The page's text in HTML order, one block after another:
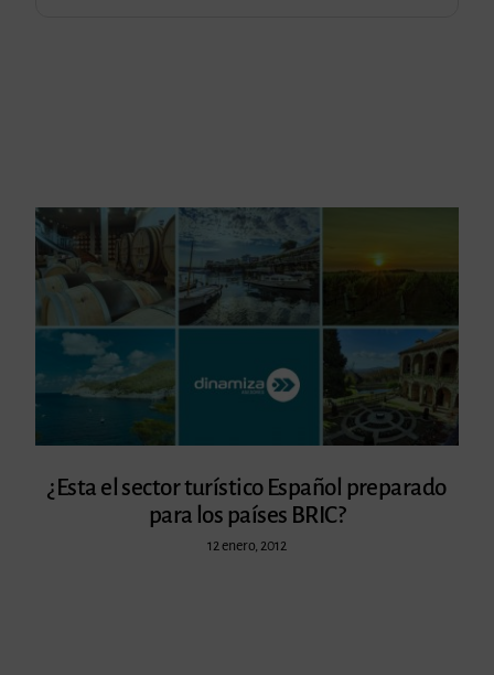
¿Esta el sector turístico Español preparado
para los países BRIC?
12 enero, 2012